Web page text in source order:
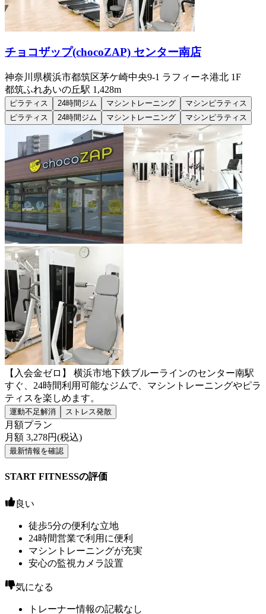
チョコザップ(chocoZAP) センター南店
神奈川県横浜市都筑区茅ケ崎中央9-1 ラフィーネ港北 1F
都筑ふれあいの丘駅 1,428m
ピラティス 24時間ジム マシントレーニング
マシンピラティス
ピラティス
24時間ジム マシントレーニング マシンピラティス
【入会金ゼロ】 横浜市地下鉄ブルーラインのセンター南駅
すぐ、24時間利用可能なジムで、マシントレーニングやピラ
ティスを楽しめます。
運動不足解消 ストレス発散
月額プラン
月額 3,278円(税込)
最新情報を確認
START FITNESSの評価
良い
徒歩5分の便利な立地
24時間営業で利用に便利
マシントレーニングが充実
安心の監視カメラ設置
気になる
トレーナー情報の記載なし